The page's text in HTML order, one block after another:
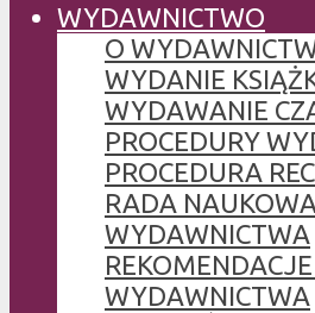
WYDAWNICTWO
O
WYDANIE
WYDAWANIE
PROCEDURY
PROCEDURA
RADA NAUKOWA
WYDAWNICTWA
WYDAWNICTWA